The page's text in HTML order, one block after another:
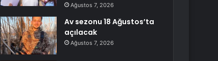
Ağustos 7, 2026
Av sezonu 18 Ağustos’ta
açılacak
Ağustos 7, 2026